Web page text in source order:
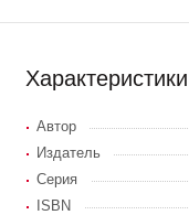
Характеристики
Автор
Издатель
Серия
ISBN